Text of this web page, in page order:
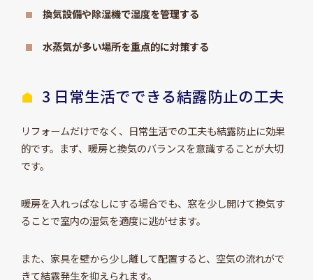
換気設備や除湿機で湿度を管理する
水蒸気が多い場所を重点的に対策する
3 日常生活でできる結露防止の工夫
リフォームだけでなく、日常生活での工夫も結露防止に効果
的です。まず、暖房と換気のバランスを意識することが大切
です。
暖房を入れっぱなしにする場合でも、窓を少し開けて換気す
ることで室内の湿気を適度に逃がせます。
また、家具を壁から少し離して配置すると、空気の流れがで
きて結露発生を抑えられます。